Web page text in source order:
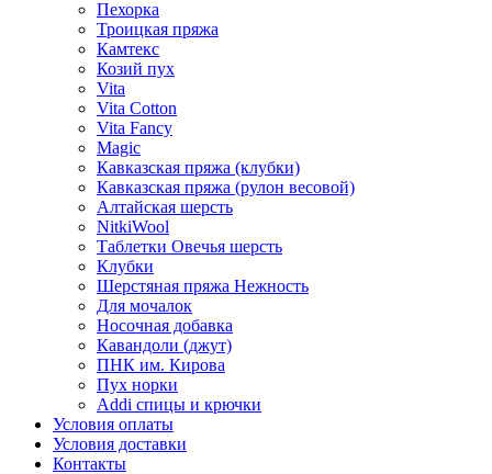
Пехорка
Троицкая пряжа
Камтекс
Козий пух
Vita
Vita Cotton
Vita Fancy
Magic
Кавказская пряжа (клубки)
Кавказская пряжа (рулон весовой)
Алтайская шерсть
NitkiWool
Таблетки Овечья шерсть
Клубки
Шерстяная пряжа Нежность
Для мочалок
Носочная добавка
Кавандоли (джут)
ПНК им. Кирова
Пух норки
Addi спицы и крючки
Условия оплаты
Условия доставки
Контакты